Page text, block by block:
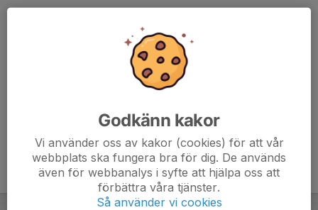
Godkänn kakor
Vi använder oss av kakor (cookies) för att vår
webbplats ska fungera bra för dig. De används
även för webbanalys i syfte att hjälpa oss att
förbättra våra tjänster.
Så använder vi cookies